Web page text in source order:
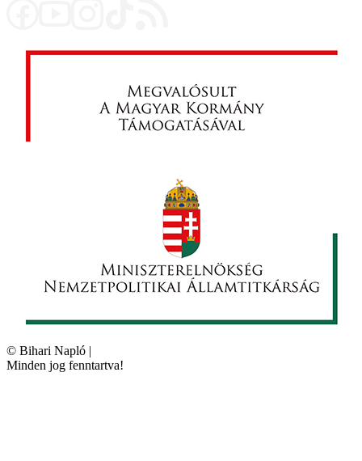
© Bihari Napló |
Minden jog fenntartva!